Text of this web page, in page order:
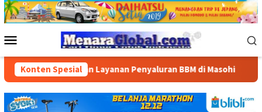
Loncat
ke
Mobile
Konten Spesial
dan Layanan Penyaluran BBM di Masohi Bandara